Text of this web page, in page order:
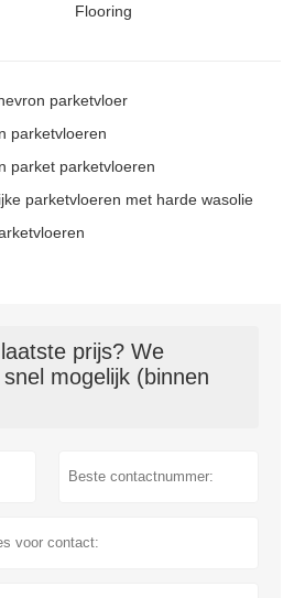
Flooring
parketvloer
parketvloeren
parket parketvloeren
parketvloeren met harde wasolie
prijs? We
mogelijk (binnen